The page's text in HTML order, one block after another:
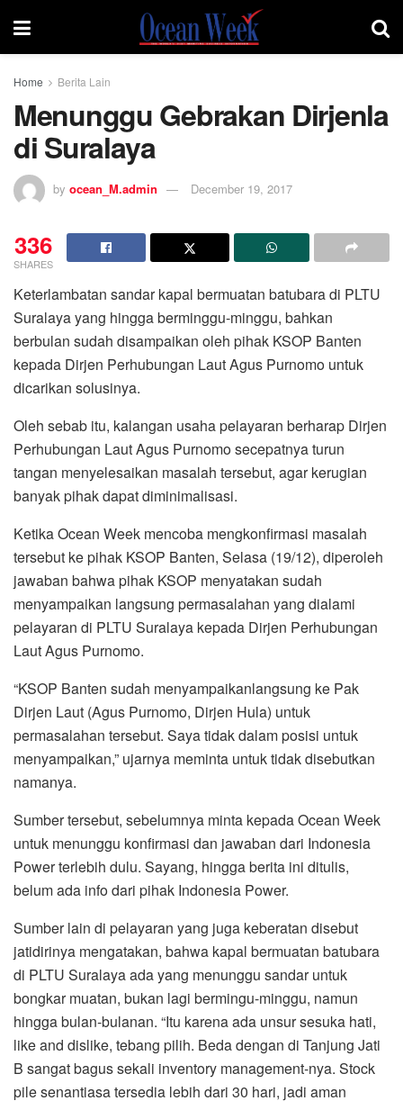
Home Berita Lain
Menunggu Gebrakan Dirjenla
di Suralaya
by ocean_M.admin December 19, 2017
336
SHARES
Keterlambatan sandar kapal bermuatan batubara di PLTU
Suralaya yang hingga berminggu-minggu, bahkan
berbulan sudah disampaikan oleh pihak KSOP Banten
kepada Dirjen Perhubungan Laut Agus Purnomo untuk
dicarikan solusinya.
Oleh sebab itu, kalangan usaha pelayaran berharap Dirjen
Perhubungan Laut Agus Purnomo secepatnya turun
tangan menyelesaikan masalah tersebut, agar kerugian
banyak pihak dapat diminimalisasi.
Ketika Ocean Week mencoba mengkonfirmasi masalah
tersebut ke pihak KSOP Banten, Selasa (19/12), diperoleh
jawaban bahwa pihak KSOP menyatakan sudah
menyampaikan langsung permasalahan yang dialami
pelayaran di PLTU Suralaya kepada Dirjen Perhubungan
Laut Agus Purnomo.
“KSOP Banten sudah menyampaikanlangsung ke Pak
Dirjen Laut (Agus Purnomo, Dirjen Hula) untuk
permasalahan tersebut. Saya tidak dalam posisi untuk
menyampaikan,” ujarnya meminta untuk tidak disebutkan
namanya.
Sumber tersebut, sebelumnya minta kepada Ocean Week
untuk menunggu konfirmasi dan jawaban dari Indonesia
Power terlebih dulu. Sayang, hingga berita ini ditulis,
belum ada info dari pihak Indonesia Power.
Sumber lain di pelayaran yang juga keberatan disebut
jatidirinya mengatakan, bahwa kapal bermuatan batubara
di PLTU Suralaya ada yang menunggu sandar untuk
bongkar muatan, bukan lagi bermingu-minggu, namun
hingga bulan-bulanan. “Itu karena ada unsur sesuka hati,
like and dislike, tebang pilih. Beda dengan di Tanjung Jati
B sangat bagus sekali inventory management-nya. Stock
pile senantiasa tersedia lebih dari 30 hari, jadi aman